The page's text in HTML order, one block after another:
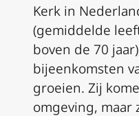
Kerk in
(gemiddelde
boven de 70
bijeenkomsten
groeien. Zij
omgeving, maar